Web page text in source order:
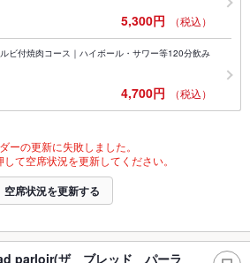
5,300円 （税込）
ビ付焼肉コース｜ハイボール・サワー等120分飲み
4,700円 （税込）
ーの更新に失敗しました。
て空席状況を更新してください。
空席状況を更新する
parloir(ザ ブレッド パーラ